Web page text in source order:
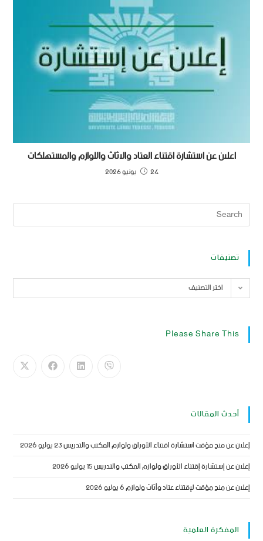
اعلان عن استشارة اقتناء العتاد والاثاث واللوازم والمستهلكات
24 يونيو 2026
تصنيفات
اختر التصنيف
Please Share This
أحدث المقالات
إعلان عن منح مؤقت استشارة اقتناء الأوراق ولوازم المكتب والتدريس23 يوليو 2026
إعلان عن إستشارة إقتناء الأوراق ولوازم المكتب والتدريس15 يوليو 2026
إعلان عن منح مؤقت لإقتناء عتاد وأثاث ولوازم6 يوليو 2026
المفكرة العلمية